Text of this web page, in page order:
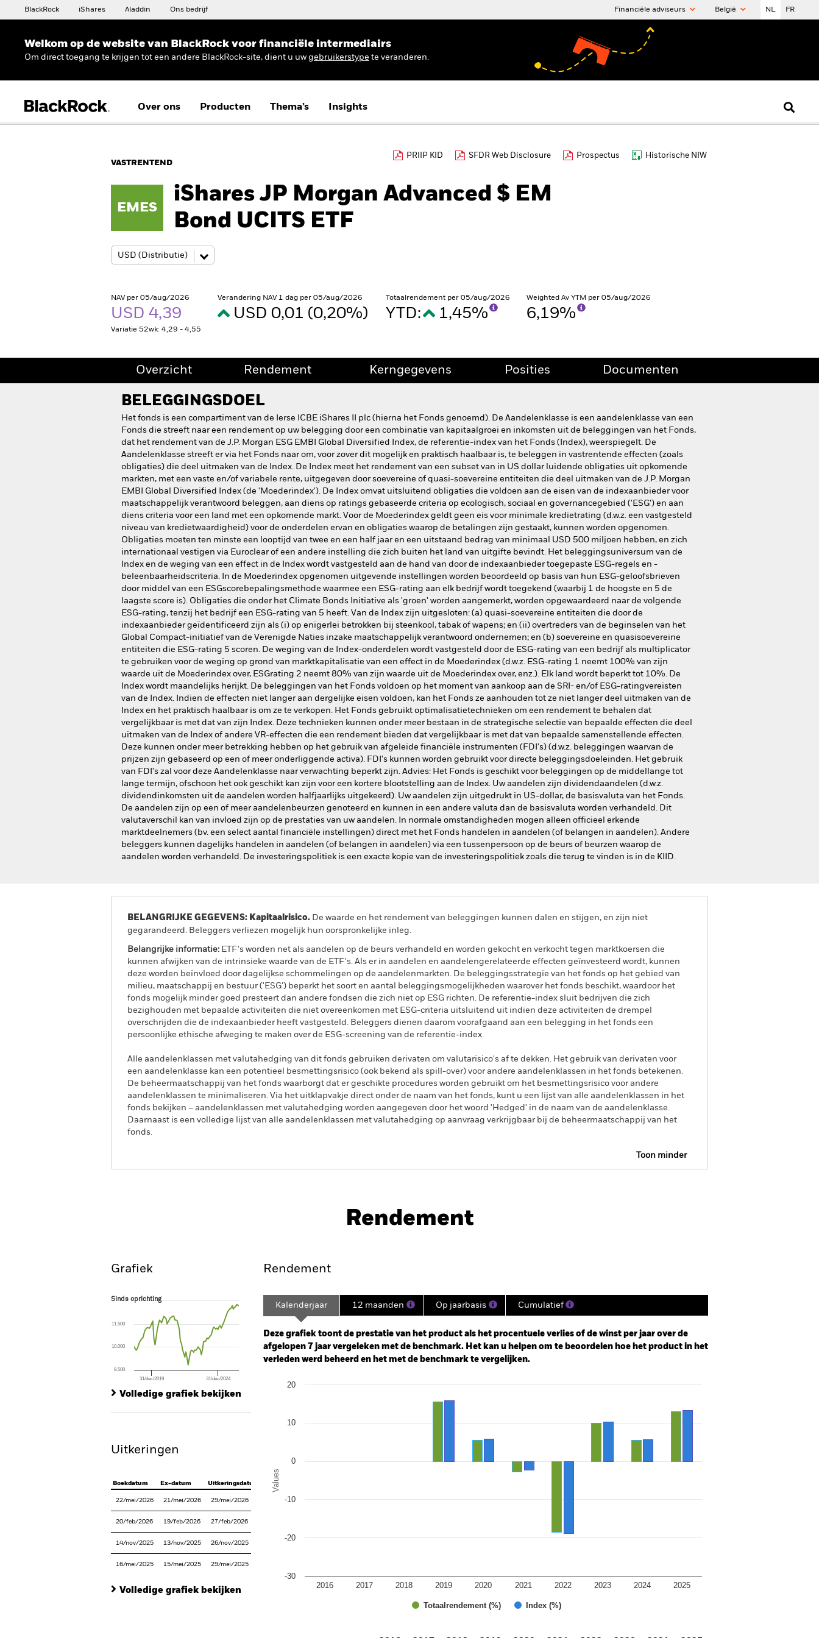
BlackRock iShares Aladdin Ons bedrijf Financiële adviseurs België NL FR
Welkom op de website van BlackRock voor financiële intermediairs
Om direct toegang te krijgen tot een andere BlackRock-site, dient u uw gebruikerstype te veranderen.
Over ons Producten Thema’s Insights
VASTRENTEND
PRIIP KID SFDR Web Disclosure Prospectus Historische NIW
EMES
iShares JP Morgan Advanced $ EM
Bond UCITS ETF
NAV per 05/aug/2026
USD 4,39
Variatie 52wk: 4,29 - 4,55
Verandering NAV 1 dag per 05/aug/2026
USD 0,01 (0,20%)
Totaalrendement per 05/aug/2026
YTD: 1,45%
Weighted Av YTM per 05/aug/2026
6,19%
Overzicht Rendement Kerngegevens Posities Documenten
BELEGGINGSDOEL
Het fonds is een compartiment van de Ierse ICBE iShares II plc (hierna het Fonds genoemd). De Aandelenklasse is een aandelenklasse van een
Fonds die streeft naar een rendement op uw belegging door een combinatie van kapitaalgroei en inkomsten uit de beleggingen van het Fonds,
dat het rendement van de J.P. Morgan ESG EMBI Global Diversified Index, de referentie-index van het Fonds (Index), weerspiegelt. De
Aandelenklasse streeft er via het Fonds naar om, voor zover dit mogelijk en praktisch haalbaar is, te beleggen in vastrentende effecten (zoals
obligaties) die deel uitmaken van de Index. De Index meet het rendement van een subset van in US dollar luidende obligaties uit opkomende
markten, met een vaste en/of variabele rente, uitgegeven door soevereine of quasi-soevereine entiteiten die deel uitmaken van de J.P. Morgan
EMBI Global Diversified Index (de 'Moederindex'). De Index omvat uitsluitend obligaties die voldoen aan de eisen van de indexaanbieder voor
maatschappelijk verantwoord beleggen, aan diens op ratings gebaseerde criteria op ecologisch, sociaal en governancegebied ('ESG') en aan
diens criteria voor een land met een opkomende markt. Voor de Moederindex geldt geen eis voor minimale kredietrating (d.w.z. een vastgesteld
niveau van kredietwaardigheid) voor de onderdelen ervan en obligaties waarop de betalingen zijn gestaakt, kunnen worden opgenomen.
Obligaties moeten ten minste een looptijd van twee en een half jaar en een uitstaand bedrag van minimaal USD 500 miljoen hebben, en zich
internationaal vestigen via Euroclear of een andere instelling die zich buiten het land van uitgifte bevindt. Het beleggingsuniversum van de
Index en de weging van een effect in de Index wordt vastgesteld aan de hand van door de indexaanbieder toegepaste ESG-regels en -
beleenbaarheidscriteria. In de Moederindex opgenomen uitgevende instellingen worden beoordeeld op basis van hun ESG-geloofsbrieven
door middel van een ESGscorebepalingsmethode waarmee een ESG-rating aan elk bedrijf wordt toegekend (waarbij 1 de hoogste en 5 de
laagste score is). Obligaties die onder het Climate Bonds Initiative als 'groen' worden aangemerkt, worden opgewaardeerd naar de volgende
ESG-rating, tenzij het bedrijf een ESG-rating van 5 heeft. Van de Index zijn uitgesloten: (a) quasi-soevereine entiteiten die door de
indexaanbieder geïdentificeerd zijn als (i) op enigerlei betrokken bij steenkool, tabak of wapens; en (ii) overtreders van de beginselen van het
Global Compact-initiatief van de Verenigde Naties inzake maatschappelijk verantwoord ondernemen; en (b) soevereine en quasisoevereine
entiteiten die ESG-rating 5 scoren. De weging van de Index-onderdelen wordt vastgesteld door de ESG-rating van een bedrijf als multiplicator
te gebruiken voor de weging op grond van marktkapitalisatie van een effect in de Moederindex (d.w.z. ESG-rating 1 neemt 100% van zijn
waarde uit de Moederindex over, ESGrating 2 neemt 80% van zijn waarde uit de Moederindex over, enz.). Elk land wordt beperkt tot 10%. De
Index wordt maandelijks herijkt. De beleggingen van het Fonds voldoen op het moment van aankoop aan de SRI- en/of ESG-ratingvereisten
van de Index. Indien de effecten niet langer aan dergelijke eisen voldoen, kan het Fonds ze aanhouden tot ze niet langer deel uitmaken van de
Index en het praktisch haalbaar is om ze te verkopen. Het Fonds gebruikt optimalisatietechnieken om een rendement te behalen dat
vergelijkbaar is met dat van zijn Index. Deze technieken kunnen onder meer bestaan in de strategische selectie van bepaalde effecten die deel
uitmaken van de Index of andere VR-effecten die een rendement bieden dat vergelijkbaar is met dat van bepaalde samenstellende effecten.
Deze kunnen onder meer betrekking hebben op het gebruik van afgeleide financiële instrumenten (FDI's) (d.w.z. beleggingen waarvan de
prijzen zijn gebaseerd op een of meer onderliggende activa). FDI's kunnen worden gebruikt voor directe beleggingsdoeleinden. Het gebruik
van FDI's zal voor deze Aandelenklasse naar verwachting beperkt zijn. Advies: Het Fonds is geschikt voor beleggingen op de middellange tot
lange termijn, ofschoon het ook geschikt kan zijn voor een kortere blootstelling aan de Index. Uw aandelen zijn dividendaandelen (d.w.z.
dividendinkomsten uit de aandelen worden halfjaarlijks uitgekeerd). Uw aandelen zijn uitgedrukt in US-dollar, de basisvaluta van het Fonds.
De aandelen zijn op een of meer aandelenbeurzen genoteerd en kunnen in een andere valuta dan de basisvaluta worden verhandeld. Dit
valutaverschil kan van invloed zijn op de prestaties van uw aandelen. In normale omstandigheden mogen alleen officieel erkende
marktdeelnemers (bv. een select aantal financiële instellingen) direct met het Fonds handelen in aandelen (of belangen in aandelen). Andere
beleggers kunnen dagelijks handelen in aandelen (of belangen in aandelen) via een tussenpersoon op de beurs of beurzen waarop de
aandelen worden verhandeld. De investeringspolitiek is een exacte kopie van de investeringspolitiek zoals die terug te vinden is in de KIID.
BELANGRIJKE GEGEVENS: Kapitaalrisico. De waarde en het rendement van beleggingen kunnen dalen en stijgen, en zijn niet
gegarandeerd. Beleggers verliezen mogelijk hun oorspronkelijke inleg.
Belangrijke informatie: ETF's worden net als aandelen op de beurs verhandeld en worden gekocht en verkocht tegen marktkoersen die
kunnen afwijken van de intrinsieke waarde van de ETF's. Als er in aandelen en aandelengerelateerde effecten geïnvesteerd wordt, kunnen
deze worden beïnvloed door dagelijkse schommelingen op de aandelenmarkten. De beleggingsstrategie van het fonds op het gebied van
milieu, maatschappij en bestuur ('ESG') beperkt het soort en aantal beleggingsmogelijkheden waarover het fonds beschikt, waardoor het
fonds mogelijk minder goed presteert dan andere fondsen die zich niet op ESG richten. De referentie-index sluit bedrijven die zich
bezighouden met bepaalde activiteiten die niet overeenkomen met ESG-criteria uitsluitend uit indien deze activiteiten de drempel
overschrijden die de indexaanbieder heeft vastgesteld. Beleggers dienen daarom voorafgaand aan een belegging in het fonds een
persoonlijke ethische afweging te maken over de ESG-screening van de referentie-index.
Alle aandelenklassen met valutahedging van dit fonds gebruiken derivaten om valutarisico's af te dekken. Het gebruik van derivaten voor
een aandelenklasse kan een potentieel besmettingsrisico (ook bekend als spill-over) voor andere aandelenklassen in het fonds betekenen.
De beheermaatschappij van het fonds waarborgt dat er geschikte procedures worden gebruikt om het besmettingsrisico voor andere
aandelenklassen te minimaliseren. Via het uitklapvakje direct onder de naam van het fonds, kunt u een lijst van alle aandelenklassen in het
fonds bekijken – aandelenklassen met valutahedging worden aangegeven door het woord 'Hedged' in de naam van de aandelenklasse.
Daarnaast is een volledige lijst van alle aandelenklassen met valutahedging op aanvraag verkrijgbaar bij de beheermaatschappij van het
fonds.
Toon minder
Rendement
Grafiek
Sinds oprichting
The chart has 1 X axis displaying Time. Range: 2018-09-01 00:00:00 to 2026-08-05 00:00:00.
The chart has 1 Y axis displaying values. Range: -15 to 30.
Sinds oprichting
31/dec/2019 31/dec/2024
8.500
10.000
11.500
Volledige grafiek bekijken
Uitkeringen
Boekdatum Ex-datum Uitkeringsdatum
22/mei/2026 21/mei/2026 29/mei/2026
20/feb/2026 19/feb/2026 27/feb/2026
14/nov/2025 13/nov/2025 26/nov/2025
16/mei/2025 15/mei/2025 29/mei/2025
Volledige grafiek bekijken
Rendement
Kalenderjaar 12 maanden Op jaarbasis Cumulatief
Deze grafiek toont de prestatie van het product als het procentuele verlies of de winst per jaar over de
afgelopen 7 jaar vergeleken met de benchmark. Het kan u helpen om te beoordelen hoe het product in het
verleden werd beheerd en het met de benchmark te vergelijken.
Bar chart with 2 data series.
The chart has 1 X axis displaying categories.
Values
Totaalrendement (%) Index (%)
2016 2017 2018 2019 2020 2021 2022 2023 2024 2025
-30
-20
-10
0
10
20